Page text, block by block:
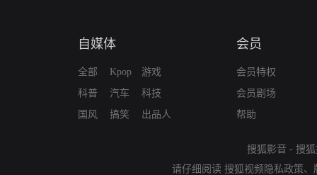
自媒体
全部
科普
国风
Kpop
汽车
搞笑
游戏
科技
出品人
会员
会员特权
会员剧场
帮助
搜狐影音 - 搜
请仔细阅读 搜狐视频隐私政策、